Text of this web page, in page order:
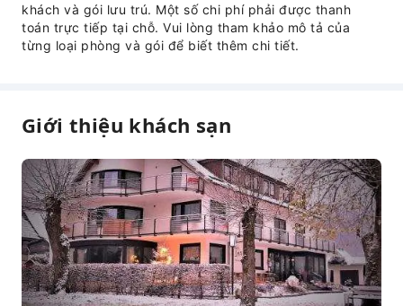
khách và gói lưu trú. Một số chi phí phải được thanh
toán trực tiếp tại chỗ. Vui lòng tham khảo mô tả của
từng loại phòng và gói để biết thêm chi tiết.
Giới thiệu khách sạn